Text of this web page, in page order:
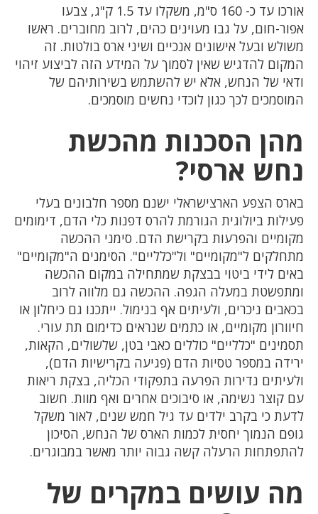
אורכו עד כ- 160 ס"מ, משקלו עד 1.5 ק"ג, צבעו
אפור-חום, על גבו מעוינים כהים, לרוב מחוברים. ראשו
משולש ובעל אישונים אנכיים ושיני ארס בולטות. זה
המקום להדגיש שאין לסמוך על המידע הזה לביצוע זיהוי
ודאי של הנחש, אלא יש להשתמש בשירותיהם של
המוסמכים לכך כגון לוכדי נחשים מוסמכים.
מהן הסכנות מהכשת
נחש ארסי?
בארס הצפע הארצישראלי ישנם מספר חלבונים בעלי
פעילות ביולוגית הגורמת להרס דפנות כלי הדם, דימומים
מקומיים והפרעות בקרישת הדם. סימני ההכשה
מתחלקים ל"מקומיים" ול"כלליים". הסימנים ה"מקומיים"
באים לידי ביטוי בבצקת שמתחילה במקום ההכשה
ומתפשטת במעלה הגפה. ההכשה גם מלווה לרוב
בכאבים ניכרים, ולעיתים אף בנימול. ייתכנו גם כיחלון או
חיוורון מקומיים, או כתמים שנראים כדימום תת עורי.
תסמינים "כלליים" כוללים כאבי בטן, שלשולים, הקאות,
ירידה במספר טסיות הדם (פגיעה בקרישיות הדם),
ולעיתים נדירות הפרעה בתפקודי הכליה, בצקת ריאות
עם קוצר נשימה, או סיבוכים אחרים ואף מוות. חשוב
לדעת כי בקרב ילדים עד גיל חמש שנים, לאור משקל
גופם הנמוך יחסית לכמות הארס של הנחש, הסיכון
להתפתחות הרעלה קשה גבוה יותר מאשר במבוגרים.
מה עושים במקרים של